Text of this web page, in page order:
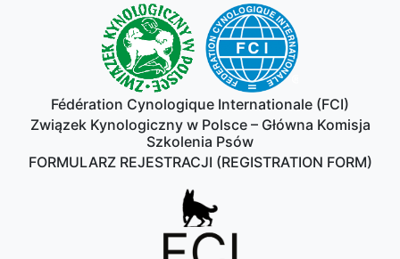
Fédération Cynologique Internationale (FCI)
Związek Kynologiczny w Polsce – Główna Komisja
Szkolenia Psów
FORMULARZ REJESTRACJI (REGISTRATION FORM)